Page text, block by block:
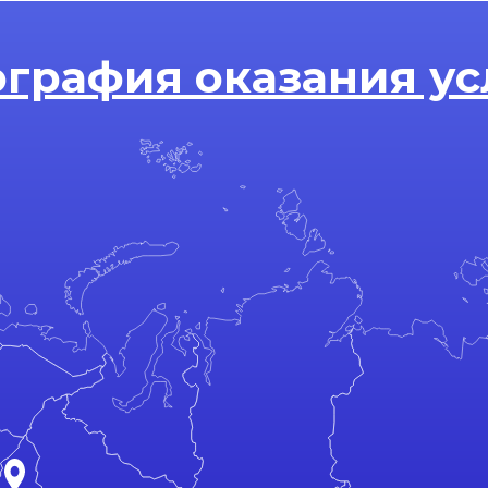
оказания